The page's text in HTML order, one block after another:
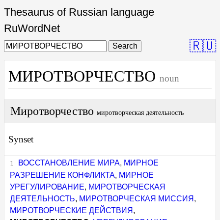
Thesaurus of Russian language
RuWordNet
Search 🇷🇺
МИРОТВОРЧЕСТВО noun
Миротворчество миротворческая деятельность
Synset
ВОССТАНОВЛЕНИЕ МИРА, МИРНОЕ
РАЗРЕШЕНИЕ КОНФЛИКТА, МИРНОЕ
УРЕГУЛИРОВАНИЕ, МИРОТВОРЧЕСКАЯ
ДЕЯТЕЛЬНОСТЬ, МИРОТВОРЧЕСКАЯ МИССИЯ ,
МИРОТВОРЧЕСКИЕ ДЕЙСТВИЯ ,